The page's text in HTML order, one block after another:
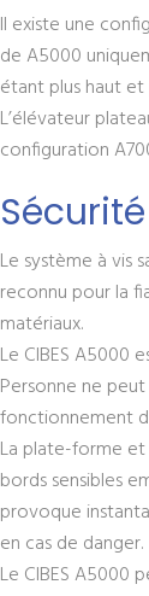
Il existe une
de A5000
étant plus haut
L’élévateur
configuration
Sécurité
Le système à vis
reconnu pour la
matériaux.
Le CIBES A5000
Personne ne
fonctionnement
La plate-forme
bords sensibles
provoque
en cas de danger.
Le CIBES A5000